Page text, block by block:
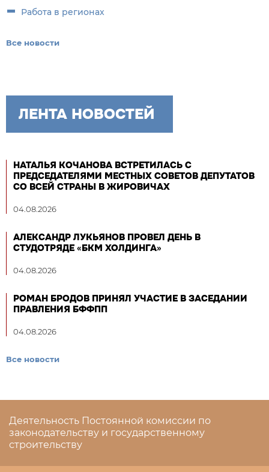
Работа в регионах
Все новости
ЛЕНТА НОВОСТЕЙ
НАТАЛЬЯ КОЧАНОВА ВСТРЕТИЛАСЬ С
ПРЕДСЕДАТЕЛЯМИ МЕСТНЫХ СОВЕТОВ ДЕПУТАТОВ
СО ВСЕЙ СТРАНЫ В ЖИРОВИЧАХ
04.08.2026
АЛЕКСАНДР ЛУКЬЯНОВ ПРОВЕЛ ДЕНЬ В
СТУДОТРЯДЕ «БКМ ХОЛДИНГА»
04.08.2026
РОМАН БРОДОВ ПРИНЯЛ УЧАСТИЕ В ЗАСЕДАНИИ
ПРАВЛЕНИЯ БФФПП
04.08.2026
Все новости
Деятельность Постоянной комиссии по
законодательству и государственному
строительству